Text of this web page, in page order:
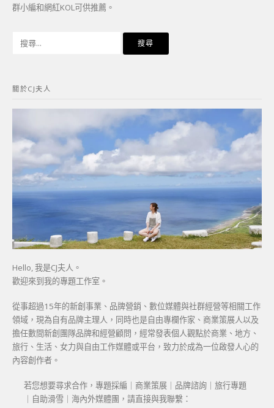
群小編和網紅KOL可供推薦。
字:
關於CJ夫人
Hello, 我是CJ夫人。
歡迎來到我的專題工作室。
從事超過15年的新創事業、品牌營銷、數位媒體與社群經營等相關工作
領域，現為自有品牌主理人，同時也是自由專欄作家、商業策展人以及
擔任數間新創團隊品牌和經營顧問，經常發表個人觀點於商業、地方、
旅行、生活、女力與自由工作媒體或平台，致力於成為一位啟發人心的
內容創作者。
若您想要尋求合作，專題採編｜商業策展｜品牌諮詢｜旅行專題
｜自助滑雪｜海內外媒體團，請直接與我聯繫：